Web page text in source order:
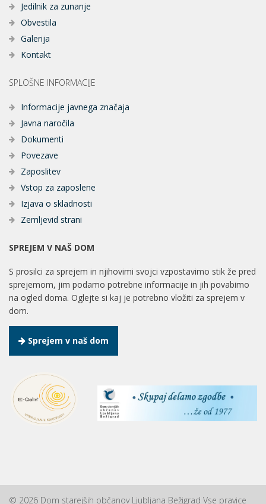
Jedilnik za zunanje
Obvestila
Galerija
Kontakt
SPLOŠNE INFORMACIJE
Informacije javnega značaja
Javna naročila
Dokumenti
Povezave
Zaposlitev
Vstop za zaposlene
Izjava o skladnosti
Zemljevid strani
SPREJEM V NAŠ DOM
S prosilci za sprejem in njihovimi svojci vzpostavimo stik že pred
sprejemom, jim podamo potrebne informacije in jih povabimo
na ogled doma. Oglejte si kaj je potrebno vložiti za sprejem v
dom.
Sprejem v naš dom
© 2026 Dom starejših občanov Ljubljana Bežigrad Vse pravice